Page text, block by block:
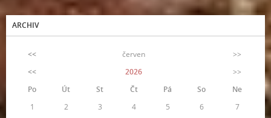
ARCHIV
<< červen
>>
<<
2026
>>
Po
Út St Čt Pá So
Ne
1
2 3 4 5 6
7